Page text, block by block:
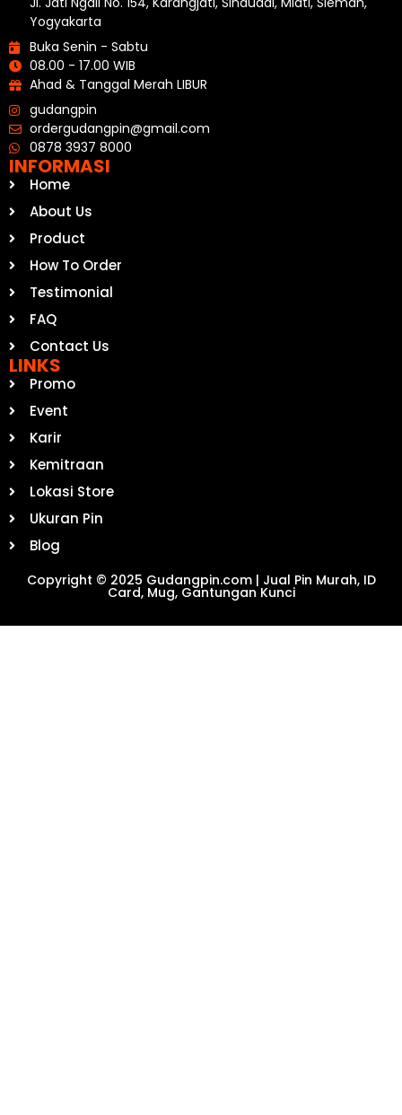
Yogyakarta
Buka Senin - Sabtu
08.00 - 17.00 WIB
Ahad & Tanggal Merah LIBUR
gudangpin
ordergudangpin@gmail.com
0878 3937 8000
INFORMASI
Home
About Us
Product
How To Order
Testimonial
FAQ
Contact Us
LINKS
Promo
Event
Karir
Kemitraan
Lokasi Store
Ukuran Pin
Blog
Copyright © 2025 Gudangpin.com | Jual Pin Murah, ID
Card, Mug, Gantungan Kunci